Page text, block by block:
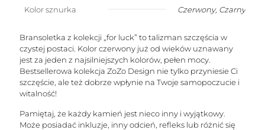
(kamień
Kolor sznurka Czerwony, Czarny
Bransoletka z kolekcji „for luck” to talizman szczęścia w
czystej postaci. Kolor czerwony już od wieków uznawany
jest za jeden z najsilniejszych kolorów, pełen mocy.
Bestsellerowa kolekcja ZoZo Design nie tylko przyniesie Ci
szczęście, ale też dobrze wpłynie na Twoje samopoczucie i
witalność!
Pamiętaj, że każdy kamień jest nieco inny i wyjątkowy.
Może posiadać inkluzje, inny odcień, refleks lub różnić się